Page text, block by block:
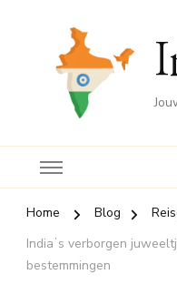
Home Blog
Indiaʼs verborgen
bestemmingen